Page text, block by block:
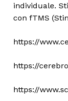
individuale.
con fTMS
https://
https://
https://